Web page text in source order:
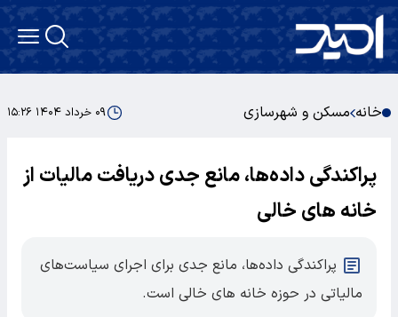
خانه مسکن و شهرسازی ۰۹ خرداد ۱۴۰۴ ۱۵:۲۶
پراکندگی داده‌ها، مانع جدی دریافت مالیات از
خانه های خالی
پراکندگی داده‌ها، مانع جدی برای اجرای سیاست‌های
مالیاتی در حوزه خانه های خالی است.